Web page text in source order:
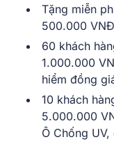
Tặng miễn
500.000
60 khách
1.000.000
hiểm đồng
10 khách
5.000.000
Ô Chống